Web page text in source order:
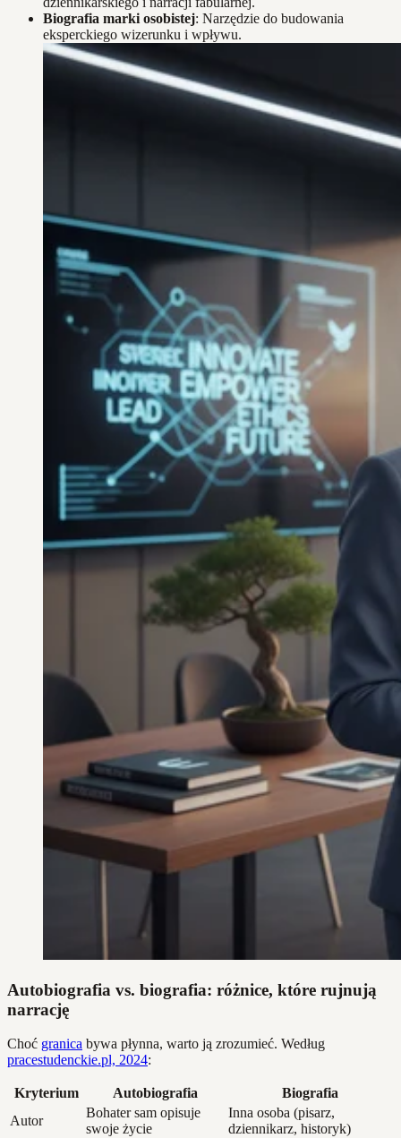
Biografia marki osobistej: Narzędzie do budowania
eksperckiego wizerunku i wpływu.
Autobiografia vs. biografia: różnice, które rujnują
narrację
Choć granica bywa płynna, warto ją zrozumieć. Według
pracestudenckie.pl, 2024:
Kryterium Autobiografia
Biografia
Autor
Bohater sam opisuje
swoje życie
Inna osoba (pisarz,
dziennikarz, historyk)